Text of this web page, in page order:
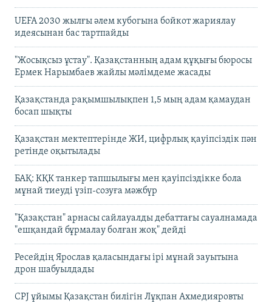
UEFA 2030 жылғы әлем кубогына бойкот жариялау
идеясынан бас тартпайды
"Жосықсыз ұстау". Қазақстанның адам құқығы бюросы
Ермек Нарымбаев жайлы мәлімдеме жасады
Қазақстанда рақымшылықпен 1,5 мың адам қамаудан
босап шықты
Қазақстан мектептерінде ЖИ, цифрлық қауіпсіздік пән
ретінде оқытылады
БАҚ: КҚК танкер тапшылығы мен қауіпсіздікке бола
мұнай тиеуді үзіп-созуға мәжбүр
"Қазақстан" арнасы сайлауалды дебаттағы сауалнамада
"ешқандай бұрмалау болған жоқ" дейді
Ресейдің Ярослав қаласындағы ірі мұнай зауытына
дрон шабуылдады
CPJ ұйымы Қазақстан билігін Лұқпан Ахмедияровты